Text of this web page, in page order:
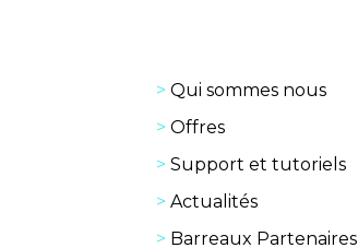
Qui sommes nous
Offres
Support et tutoriels
Actualités
Barreaux Partenaires